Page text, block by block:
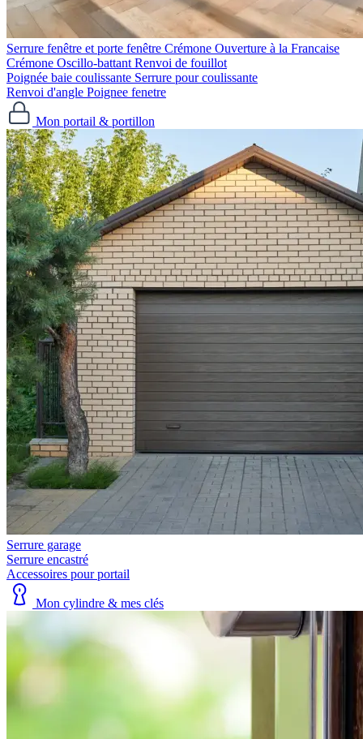
Serrure fenêtre et porte fenêtre Crémone Ouverture à la Francaise
Crémone Oscillo-battant Renvoi de fouillot
Poignée baie coulissante Serrure pour coulissante
Renvoi d'angle Poignee fenetre
Mon portail & portillon
Serrure garage
Serrure encastré
Accessoires pour portail
Mon cylindre & mes clés